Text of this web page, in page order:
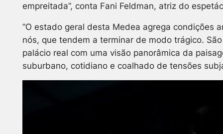
empreitada”, conta Fani Feldman, atriz do
“O estado geral desta Medea agrega condições
nós, que tendem a terminar de modo trágico.
palácio real com uma visão panorâmica da
suburbano, cotidiano e coalhado de tensões